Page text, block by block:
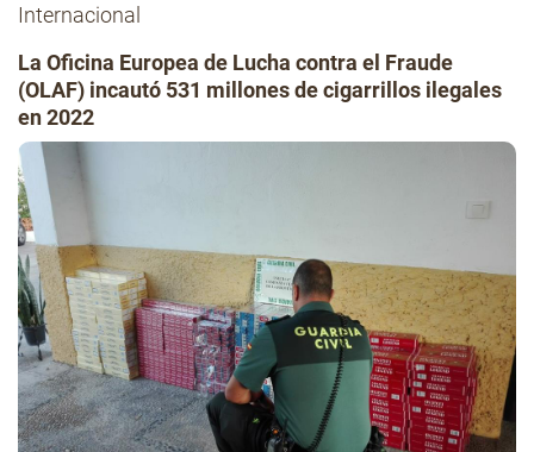
Internacional
La Oficina Europea de Lucha contra el Fraude
(OLAF) incautó 531 millones de cigarrillos ilegales
en 2022